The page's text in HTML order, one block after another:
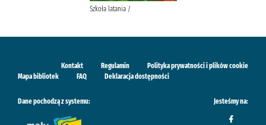
Szkoła latania /
Kontakt Regulamin
Polityka prywatności i plików cookie
Mapa bibliotek
FAQ Deklaracja dostępności
Dane pochodzą z systemu: Jesteśmy na: